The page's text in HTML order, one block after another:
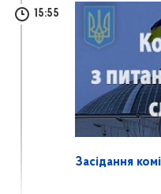
15:55
Засідання